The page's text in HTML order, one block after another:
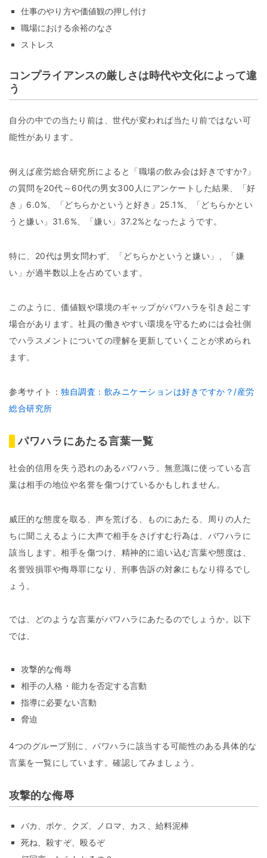
仕事のやり方や価値観の押し付け
職場における余裕のなさ
ストレス
コンプライアンスの厳しさは時代や文化によって違
う
自分の中での当たり前は、世代が変われば当たり前ではない可
能性があります。
例えば産労総合研究所によると「職場の飲み会は好きですか?」
の質問を20代～60代の男女300人にアンケートした結果、「好
き」6.0%、「どちらかというと好き」25.1%、「どちらかとい
うと嫌い」31.6%、「嫌い」37.2%となったようです。
特に、20代は男女問わず、「どちらかというと嫌い」、「嫌
い」が過半数以上を占めています。
このように、価値観や環境のギャップがパワハラを引き起こす
場合があります。社員の働きやすい環境を守るためには会社側
でハラスメントについての理解を更新していくことが求められ
ます。
参考サイト： 独自調査：飲みニケーションは好きですか？/産労
総合研究所
パワハラにあたる言葉一覧
社会的信用を失う恐れのあるパワハラ。無意識に使っている言
葉は相手の地位や名誉を傷つけているかもしれません。
威圧的な態度を取る、声を荒げる、ものにあたる、周りの人た
ちに聞こえるように大声で相手をさげすむ行為は、パワハラに
該当します。相手を傷つけ、精神的に追い込む言葉や態度は、
名誉毀損罪や侮辱罪になり、刑事告訴の対象にもなり得るでし
ょう。
では、どのような言葉がパワハラにあたるのでしょうか。以下
では、
攻撃的な侮辱
相手の人格・能力を否定する言動
指導に必要ない言動
脅迫
4つのグループ別に、パワハラに該当する可能性のある具体的な
言葉を一覧にしています。確認してみましょう。
攻撃的な侮辱
バカ、ボケ、クズ、ノロマ、カス、給料泥棒
死ね、殺すぞ、殴るぞ